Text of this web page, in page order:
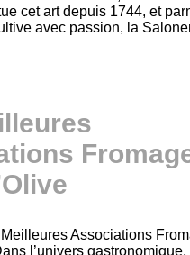
cet art depuis 1744, et
avec passion, la
Associations
l’univers gastronomique,